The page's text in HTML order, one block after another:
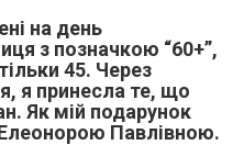
на день
з позначкою “60+”,
45. Через
я принесла те, що
Як мій подарунок
Павлівною.